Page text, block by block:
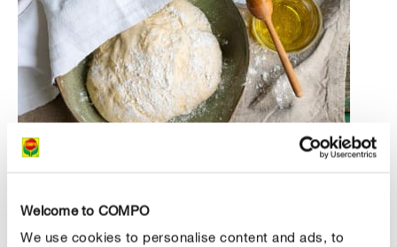
Welcome to COMPO
We use cookies to personalise content and ads, to
AAN HET WERK!
Bereiding